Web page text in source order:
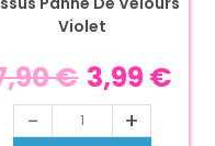
Violet
€ 3,99 €
- +